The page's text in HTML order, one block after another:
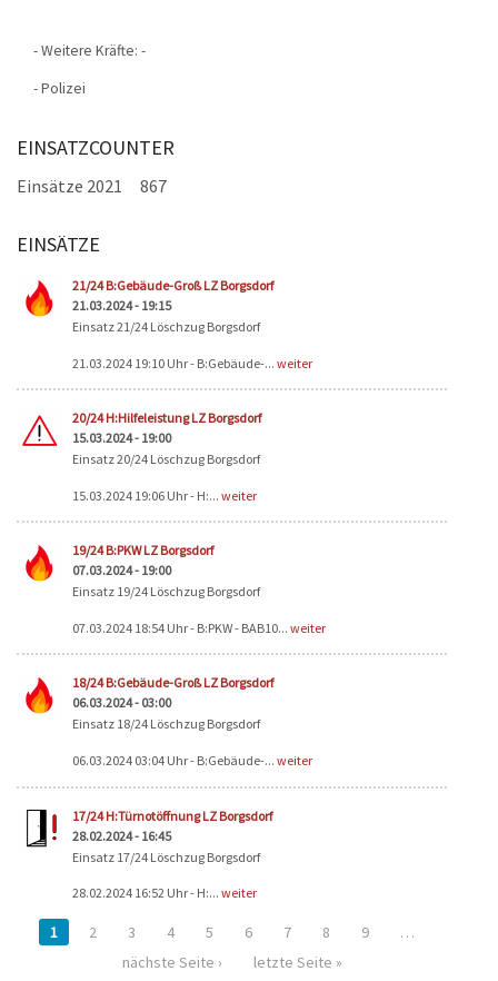
- Weitere Kräfte: -
- Polizei
EINSATZCOUNTER
Einsätze 2021 867
EINSÄTZE
21/24 B:Gebäude-Groß LZ Borgsdorf
21.03.2024 - 19:15
Einsatz 21/24 Löschzug Borgsdorf
21.03.2024 19:10 Uhr - B:Gebäude-... weiter
20/24 H:Hilfeleistung LZ Borgsdorf
15.03.2024 - 19:00
Einsatz 20/24 Löschzug Borgsdorf
15.03.2024 19:06 Uhr - H:... weiter
19/24 B:PKW LZ Borgsdorf
07.03.2024 - 19:00
Einsatz 19/24 Löschzug Borgsdorf
07.03.2024 18:54 Uhr - B:PKW - BAB10... weiter
18/24 B:Gebäude-Groß LZ Borgsdorf
06.03.2024 - 03:00
Einsatz 18/24 Löschzug Borgsdorf
06.03.2024 03:04 Uhr - B:Gebäude-... weiter
17/24 H:Türnotöffnung LZ Borgsdorf
28.02.2024 - 16:45
Einsatz 17/24 Löschzug Borgsdorf
28.02.2024 16:52 Uhr - H:... weiter
Seiten
1 2 3 4 5 6 7 8 9
…
nächste Seite ›
letzte Seite »